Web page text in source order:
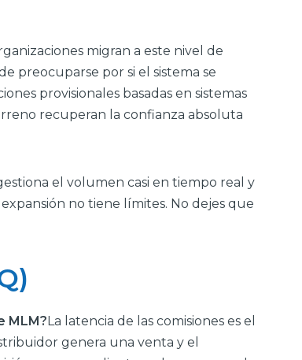
migran a este nivel de
preocuparse por si el sistema se
provisionales basadas en sistemas
recuperan la confianza absoluta
el volumen casi en tiempo real y
no tiene límites. No dejes que
MLM?La latencia de las comisiones es el
genera una venta y el